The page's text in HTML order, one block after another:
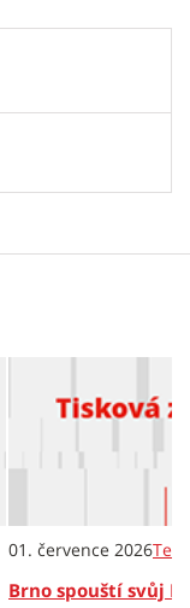
01. července 2026
Brno spouští svůj